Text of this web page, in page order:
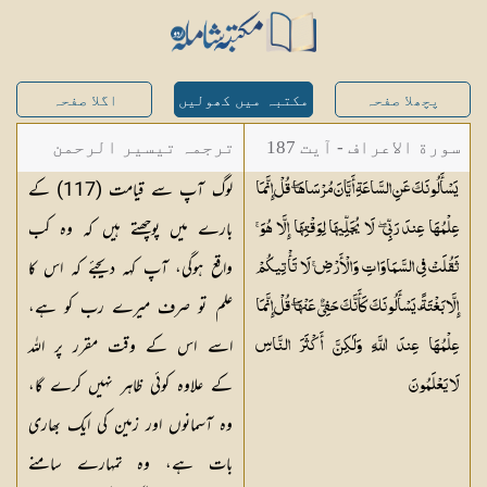
پچھلا صفحہ مکتبہ میں کھولیں اگلا صفحہ
سورة الاعراف - آیت 187
يَسْأَلُونَكَ عَنِ السَّاعَةِ أَيَّانَ مُرْسَاهَا ۖ قُلْ إِنَّمَا
عِلْمُهَا عِندَ رَبِّي ۖ لَا يُجَلِّيهَا لِوَقْتِهَا إِلَّا هُوَ ۚ
ثَقُلَتْ فِي السَّمَاوَاتِ وَالْأَرْضِ ۚ لَا تَأْتِيكُمْ
إِلَّا بَغْتَةً ۗ يَسْأَلُونَكَ كَأَنَّكَ حَفِيٌّ عَنْهَا ۖ قُلْ إِنَّمَا
عِلْمُهَا عِندَ اللَّهِ وَلَٰكِنَّ أَكْثَرَ النَّاسِ
لَايَعْلَمُونَ
ترجمہ تیسیر الرحمن
لبیان القرآن - محمد
لقمان سلفی
لوگ آپ سے قیامت (117) کے
بارے میں پوچھتے ہیں کہ وہ کب
واقع ہوگی، آپ کہہ دیجئے کہ اس کا
علم تو صرف میرے رب کو ہے،
اسے اس کے وقت مقرر پر اللہ
کے علاوہ کوئی ظاہر نہیں کرے گا،
وہ آسمانوں اور زمین کی ایک بھاری
بات ہے، وہ تمہارے سامنے